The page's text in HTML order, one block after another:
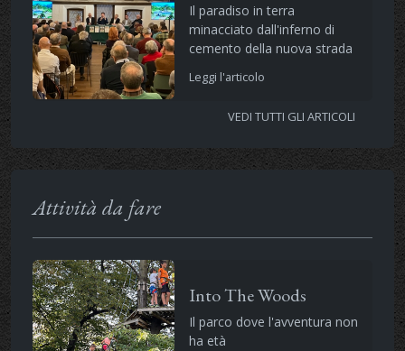
Il paradiso in terra
minacciato dall'inferno di
cemento della nuova strada
Leggi l'articolo
VEDI TUTTI GLI ARTICOLI
Attività da fare
Into The Woods
Il parco dove l'avventura non
ha età